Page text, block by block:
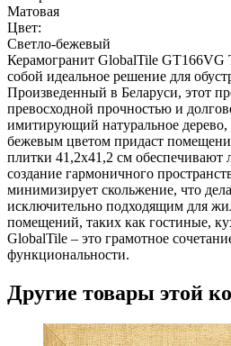
Матовая
Цвет:
Светло-бежевый
Керамогранит GlobalTile GT166VG
собой идеальное решение для
Произведенный в Беларуси, этот
превосходной прочностью и
имитирующий натуральное дерево,
бежевым цветом придаст
плитки 41,2x41,2 см обеспечивают
создание гармоничного
минимизирует скольжение, что
исключительно подходящим для
помещений, таких как гостиные,
GlobalTile – это грамотное
функциональности.
Другие товары этой